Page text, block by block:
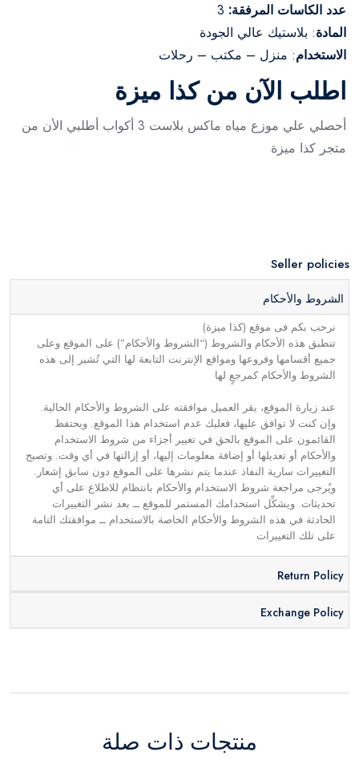
عدد الكاسات المرفقة:
المادة: بلاستيك عالي الجودة
الاستخدام: منزل – مكتب – رحلات
اطلب الآن من كذا ميزة
أحصلي علي موزع مياه ماكس بلاست 3 أكواب أطلبي الأن من
متجر كذا ميزة
Seller policies
الشروط والأحكام
نرحب بكم فى موقع (كذا ميزة)
تنطبق هذه الأحكام والشروط (“الشروط والأحكام”) على الموقع وعلى
جميع أقسامها وفروعها ومواقع الإنترنت التابعة لها التي تُشير إلى هذه
الشروط والأحكام كمرجعٍ لها
عند زيارة الموقع، يقر العميل موافقته على الشروط والأحكام الحالية.
وإن كنت لا توافق عليها، فعليك عدم استخدام هذا الموقع. ويحتفظ
القائمون على الموقع بالحق في تغيير أجزاء من شروط الاستخدام
والأحكام أو تعديلها أو إضافة معلومات إليها، أو إزالتها في أي وقت. وتصبح
التغييرات سارية النفاذ عندما يتم نشرها على الموقع دون سابق إشعار.
ويُرجى مراجعة شروط الاستخدام والأحكام بانتظام للاطلاع على أي
تحديثات. ويشكِّل استخدامك المستمر للموقع ــ بعد نشر التغييرات
الحادثة في هذه الشروط والأحكام الخاصة بالاستخدام ــ موافقتك التامة
على تلك التغييرات
Return Policy
Exchange Policy
منتجات ذات صلة